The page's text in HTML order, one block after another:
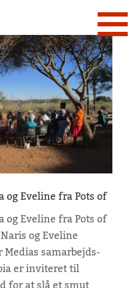
og Eveline fra Pots of
og Eveline fra Pots of
og Eveline
samarbejds-
er inviteret til